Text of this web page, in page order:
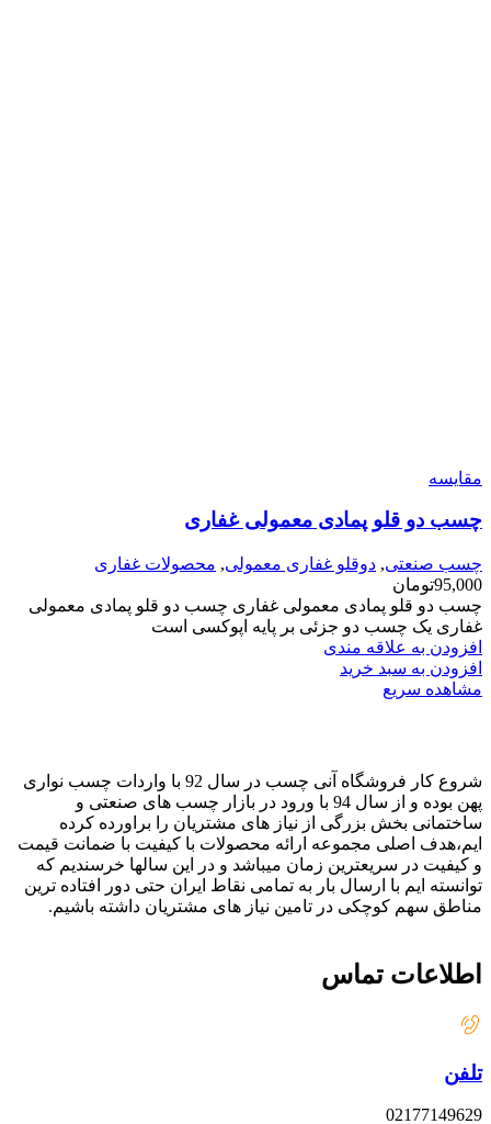
مقایسه
چسب دو قلو پمادی معمولی غفاری
چسب صنعتی, دوقلو غفاری معمولی, محصولات غفاری
95,000تومان
چسب دو قلو پمادی معمولی غفاری چسب دو قلو پمادی معمولی
غفاری یک چسب دو جزئی بر پایه اپوکسی است
افزودن به علاقه مندی
افزودن به سبد خرید
مشاهده سریع
شروع کار فروشگاه آنی چسب در سال 92 با واردات چسب نواری
پهن بوده و از سال 94 با ورود در بازار چسب های صنعتی و
ساختمانی بخش بزرگی از نیاز های مشتریان را براورده کرده
ایم،هدف اصلی مجموعه ارائه محصولات با کیفیت با ضمانت قیمت
و کیفیت در سریعترین زمان میباشد و در این سالها خرسندیم که
توانسته ایم با ارسال بار به تمامی نقاط ایران حتی دور افتاده ترین
مناطق سهم کوچکی در تامین نیاز های مشتریان داشته باشیم.
اطلاعات تماس
تلفن
02177149629